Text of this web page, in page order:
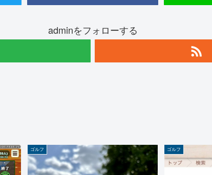
adminをフォローする
ゴルフ ゴルフ